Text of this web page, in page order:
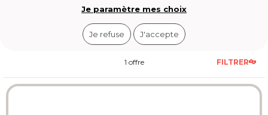
direct à la capitale catalane.
1 offre FILTRER
Je paramètre mes choix
Je refuse J'accepte